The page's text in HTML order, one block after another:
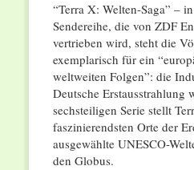
“Terra X: Welten-Saga” –
Sendereihe, die von ZDF
vertrieben wird, steht die
exemplarisch für ein
weltweiten Folgen”: die
Deutsche Erstausstrahlung
sechsteiligen Serie stellt
faszinierendsten Orte der
ausgewählte UNESCO-
den Globus.